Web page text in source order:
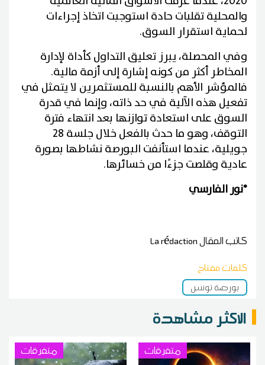
والمحلية تقلبات حادة استوجبت اتخاذ إجراءات
لحماية استقرار السوق.
وفي المحصلة، يبرز تعليق التداول كأداة لإدارة
المخاطر أكثر من كونه إشارة إلى أزمة مالية.
فالمؤشر الأهم بالنسبة للمستثمرين لا يتمثل في
تفعيل هذه الآلية في حد ذاته، وإنما في قدرة
السوق على استعادة توازنها بعد انتهاء فترة
التوقف، وهو ما حدث بالفعل خلال جلسة 28
جويلية، عندما استأنفت البورصة نشاطها بصورة
عادية وقلصت جزءًا من خسائرها.
*نور الفارسي
كاتب المقالLa rédaction
كلمات مفتاح
بورصة تونس
الاكثر مشاهدة
متفرقات متفرقات